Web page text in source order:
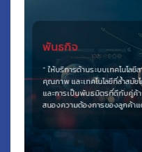
พันธกิจ
” ให้บริการด้านระบบเทคโนโ
คุณภาพ และเทคโนโลยีที่ล้ำสมั
และการเป็นพันธมิตรที่ดีกับคู่ค้
สนองความต้องการของลูกค้าแ